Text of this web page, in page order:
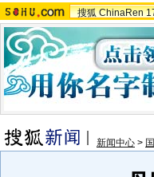
搜狐 ChinaRen
新闻中心 >